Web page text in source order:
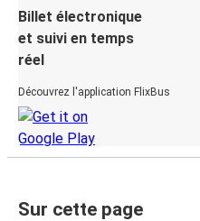
Billet électronique
et suivi en temps
réel
Découvrez l'application FlixBus
Sur cette page